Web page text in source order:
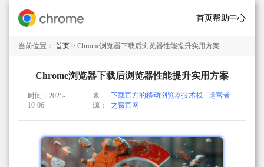
首页帮助中心
当前位置： 首页 > Chrome浏览器下载后浏览器性能提升实用方案
Chrome浏览器下载后浏览器性能提升实用方案
时间：2025-
10-06
来
源：
下载官方的移动浏览器技术栈 - 运营者
之窗官网